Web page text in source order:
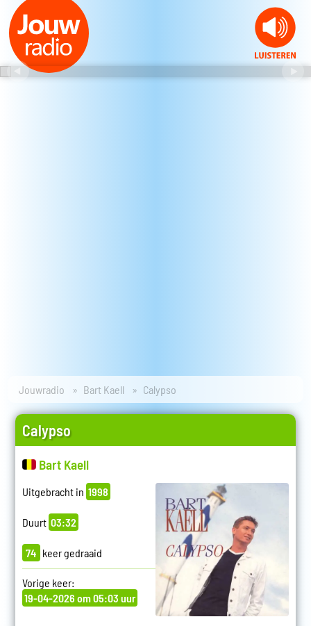
Jouwradio Bart Kaell Calypso
Calypso
Bart Kaell
Uitgebracht in 1998
Duurt 03:32
74 keer gedraaid
Vorige keer:
19-04-2026 om 05:03 uur